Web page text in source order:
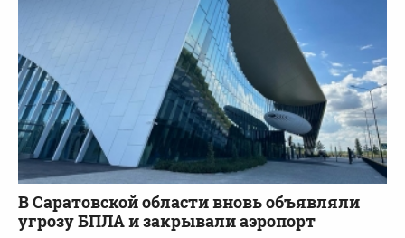
В Саратовской области вновь объявляли
угрозу БПЛА и закрывали аэропорт